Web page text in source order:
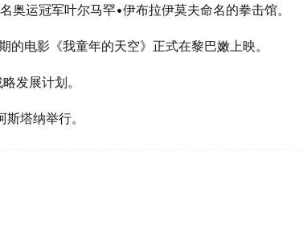
奥运冠军叶尔马罕•伊布拉伊莫夫命名的拳击馆。
电影《我童年的天空》正式在黎巴嫩上映。
发展计划。
塔纳举行。